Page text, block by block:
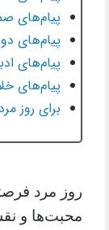
پیام‌های
پیام‌های
پیام‌های
پیام‌های
برای روز
روز مرد
محبت‌ها و